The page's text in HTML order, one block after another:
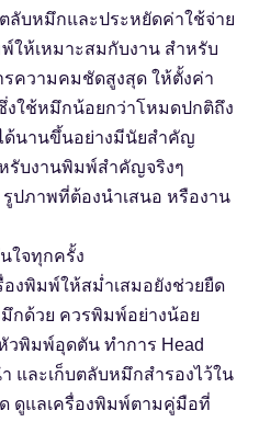
ลับหมึกและประหยัดค่าใช้จ่าย
ห้เหมาะสมกับงาน สำหรับ
รความคมชัดสูงสุด ให้ตั้งค่า
งใช้หมึกน้อยกว่าโหมดปกติถึง
ด้นานขึ้นอย่างมีนัยสำคัญ
รับงานพิมพ์สำคัญจริงๆ
รูปภาพที่ต้องนำเสนอ หรืองาน
ใจทุกครั้ง
งพิมพ์ให้สม่ำเสมอยังช่วยยืด
กด้วย ควรพิมพ์อย่างน้อย
วพิมพ์อุดตัน ทำการ Head
และเก็บตลับหมึกสำรองไว้ใน
ดูแลเครื่องพิมพ์ตามคู่มือที่